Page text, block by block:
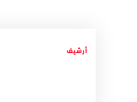
أرشيف